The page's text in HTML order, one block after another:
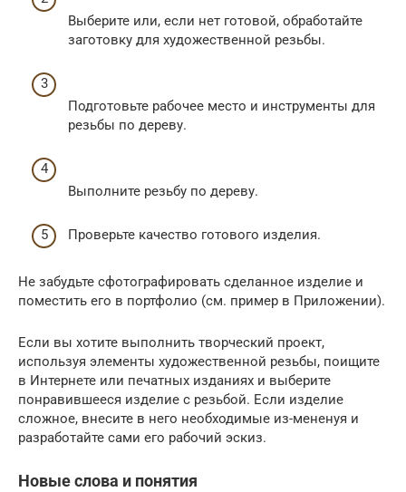
Выберите или, если нет готовой, обработайте
заготовку для художественной резьбы.
Подготовьте рабочее место и инструменты для
резьбы по дереву.
Выполните резьбу по дереву.
Проверьте качество готового изделия.
Не забудьте сфотографировать сделанное изделие и
поместить его в портфолио (см. пример в Приложении).
Если вы хотите выполнить творческий проект,
используя элементы художественной резьбы, поищите
в Интернете или печатных изданиях и выберите
понравившееся изделие с резьбой. Если изделие
сложное, внесите в него необходимые из-мененуя и
разработайте сами его рабочий эскиз.
Новые слова и понятия